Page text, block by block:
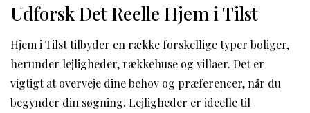
Udforsk Det Reelle Hjem i Tilst
Hjem i Tilst tilbyder en række forskellige typer boliger,
herunder lejligheder, rækkehuse og villaer. Det er
vigtigt at overveje dine behov og præferencer, når du
begynder din søgning. Lejligheder er ideelle til